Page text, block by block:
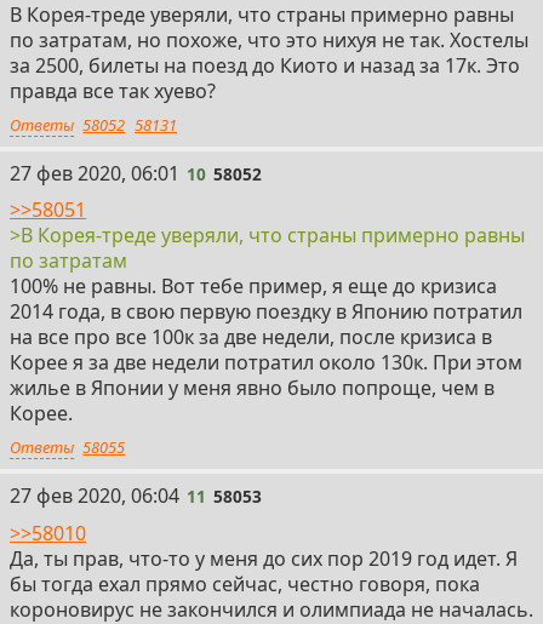
В Корея-треде уверяли, что страны примерно равны
по затратам, но похоже, что это нихуя не так. Хостелы
за 2500, билеты на поезд до Киото и назад за 17к. Это
правда все так хуево?
Ответы 58052 58131
10
27 фев 2020, 06:01 10 58052
>>58051
>В Корея-треде уверяли, что страны примерно равны
по затратам
100% не равны. Вот тебе пример, я еще до кризиса
2014 года, в свою первую поездку в Японию потратил
на все про все 100к за две недели, после кризиса в
Корее я за две недели потратил около 130к. При этом
жилье в Японии у меня явно было попроще, чем в
Корее.
Ответы 58055
11
27 фев 2020, 06:04 11 58053
>>58010
Да, ты прав, что-то у меня до сих пор 2019 год идет. Я
бы тогда ехал прямо сейчас, честно говоря, пока
короновирус не закончился и олимпиада не началась.